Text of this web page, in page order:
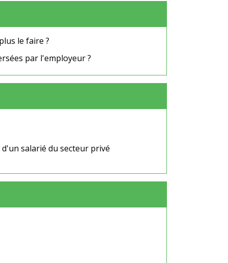
le faire ?
par l'employeur ?
salarié du secteur privé